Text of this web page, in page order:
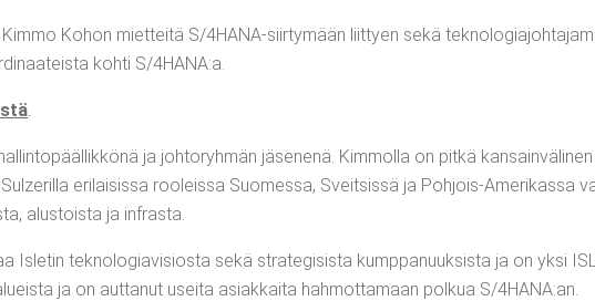
Kohon miet­tei­tä S/4­HA­NA-siir­ty­mään liit­tyen sekä
koh­ti S/4HANA:a.
ja joh­to­ryh­män jäse­ne­nä. Kim­mol­la on pit­kä
eri­lai­sis­sa roo­leis­sa Suo­mes­sa, Sveit­sis­sä ja Poh­jois-Ame­ri­kas­sa
alus­tois­ta ja infrasta.
Isle­tin tek­no­lo­gia­vi­sios­ta sekä stra­te­gi­sis­ta kump­pa­nuuk­sis­ta ja on yksi
ja on aut­ta­nut usei­ta asiak­kai­ta hah­mot­ta­maan pol­kua S/4HANA:an.